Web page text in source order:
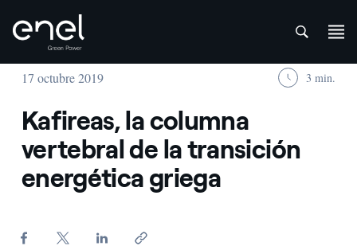
Saltar al contenido
17 octubre 2019 3 min.
Kafireas, la columna
vertebral de la transición
energética griega